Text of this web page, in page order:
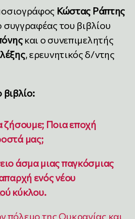
Κώστας Ράπτης
συγγραφέας του βιβλίου
και ο συνεπιμελητής
, ερευνητικός δ/ντης
βιβλίο:
ζήσουμε; Ποια εποχή
μας;
άσμα μιας παγκόσμιας
ενός νέου
κύκλου.
πόλεμο της Ουκρανίας και